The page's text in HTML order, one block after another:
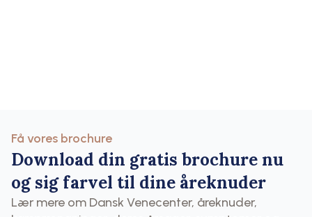
Få vores brochure
Download din gratis brochure nu
og sig farvel til dine åreknuder
Lær mere om Dansk Venecenter, åreknuder,